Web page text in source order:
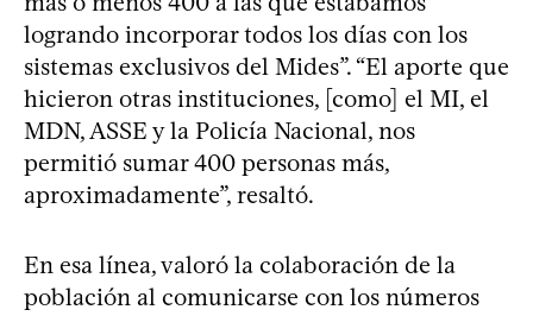
logrando incorporar todos los días con los
sistemas exclusivos del Mides”. “El aporte que
hicieron otras instituciones, [como] el MI, el
MDN, ASSE y la Policía Nacional, nos
permitió sumar 400 personas más,
aproximadamente”, resaltó.
En esa línea, valoró la colaboración de la
población al comunicarse con los números